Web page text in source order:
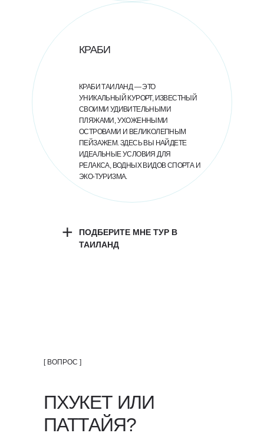
ПОДБЕРИТЕ МНЕ ТУР В
ТАИЛАНД
+
КРАБИ
КРАБИ ТАИЛАНД — ЭТО
УНИКАЛЬНЫЙ КУРОРТ, ИЗВЕСТНЫЙ
СВОИМИ УДИВИТЕЛЬНЫМИ
ПЛЯЖАМИ, УХОЖЕННЫМИ
ОСТРОВАМИ И ВЕЛИКОЛЕПНЫМ
ПЕЙЗАЖЕМ. ЗДЕСЬ ВЫ НАЙДЕТЕ
ИДЕАЛЬНЫЕ УСЛОВИЯ ДЛЯ
РЕЛАКСА, ВОДНЫХ ВИДОВ СПОРТА И
ЭКО-ТУРИЗМА.
[ ВОПРОС ]
ПХУКЕТ ИЛИ
ПАТТАЙЯ?